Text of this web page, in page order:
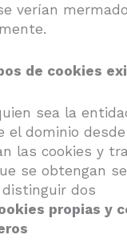
verían
de cookies
sea la
el dominio
las cookies y
se obtengan se
dos
propias y